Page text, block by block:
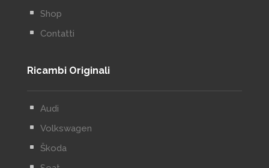
^ Shop
^ Contatti
Ricambi Originali
^ Audi
^ Volkswagen
^ Škoda